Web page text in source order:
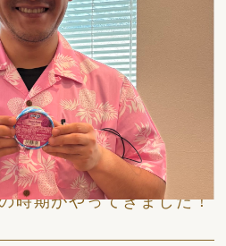
時期がやってきました！